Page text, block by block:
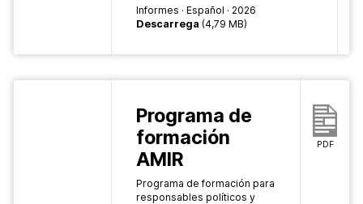
Informes Español
2026
Descarrega (4,79 MB)
Programa de
formación
AMIR
Programa de formación para
responsables políticos y
PDF